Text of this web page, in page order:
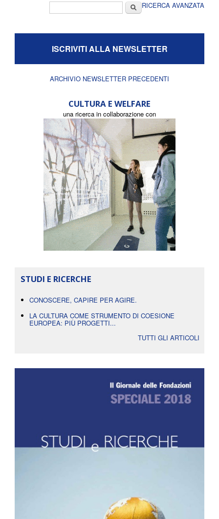
CercaRICERCA AVANZATA
ISCRIVITI ALLA NEWSLETTER
ARCHIVIO NEWSLETTER PRECEDENTI
CULTURA E WELFARE
una ricerca in collaborazione con
STUDI E RICERCHE
CONOSCERE, CAPIRE PER AGIRE.
LA CULTURA COME STRUMENTO DI COESIONE
EUROPEA: PIÙ PROGETTI...
TUTTI GLI ARTICOLI